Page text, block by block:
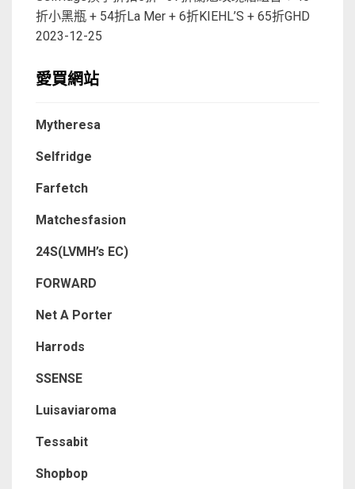
折小黑瓶 + 54折La Mer + 6折KIEHL’S + 65折GHD
2023-12-25
愛買網站
Mytheresa
Selfridge
Farfetch
Matchesfasion
24S(LVMH’s EC)
FORWARD
Net A Porter
Harrods
SSENSE
Luisaviaroma
Tessabit
Shopbop